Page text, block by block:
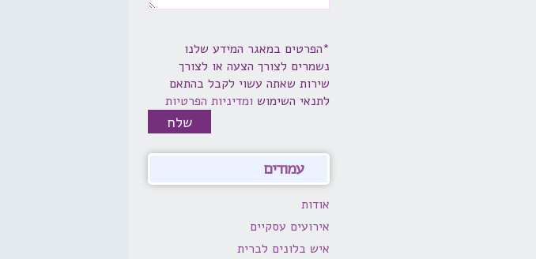
*הפרטים במאגר המידע שלנו
נשמרים לצורך הצעה או לצורך
שירות שאתה עשוי לקבל בהתאם
לתנאי השימוש ומדיניות הפרטיות
עמודים
אודות
אירועים עסקיים
איש בלונים לברית